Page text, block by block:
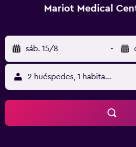
200 metros de un manantial de
Mariot Medical
sáb. 15/8 -
2 huéspedes, 1 habitación